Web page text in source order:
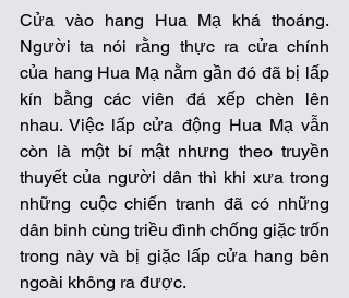
Cửa vào hang Hua Mạ khá thoáng.
Người ta nói rằng thực ra cửa chính
của hang Hua Mạ nằm gần đó đã bị lấp
kín bằng các viên đá xếp chèn lên
nhau. Việc lấp cửa động Hua Mạ vẫn
còn là một bí mật nhưng theo truyền
thuyết của người dân thì khi xưa trong
những cuộc chiến tranh đã có những
dân binh cùng triều đình chống giặc trốn
trong này và bị giặc lấp cửa hang bên
ngoài không ra được.